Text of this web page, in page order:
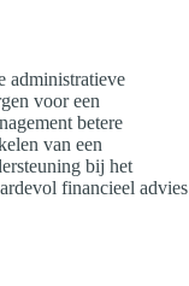
administratieve
voor een
betere
van een
bij het
financieel advies